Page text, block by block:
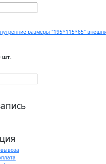
размеры "195*115*65"
шт.